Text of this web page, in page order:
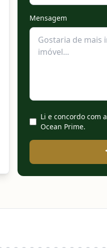
Mensagem
Li e concordo com a
Ocean Prime.